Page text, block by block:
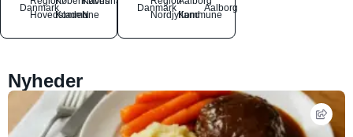
Danmark
Hovedstaden
Kommune
N
Danmark
NordjyllandKommune
Aalborg
Nyheder